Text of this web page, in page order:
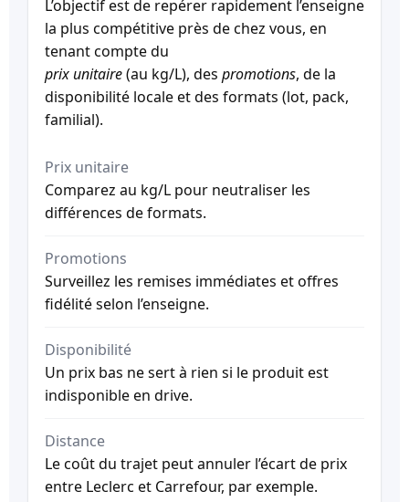
L’objectif est de repérer rapidement l’enseigne
la plus compétitive près de chez vous, en
tenant compte du
prix unitaire(au kg/L), des promotions, de la
disponibilité locale et des formats (lot, pack,
familial).
Prix unitaire
Comparez au kg/L pour neutraliser les
différences de formats.
Promotions
Surveillez les remises immédiates et offres
fidélité selon l’enseigne.
Disponibilité
Un prix bas ne sert à rien si le produit est
indisponible en drive.
Distance
Le coût du trajet peut annuler l’écart de prix
entre Leclerc et Carrefour, par exemple.